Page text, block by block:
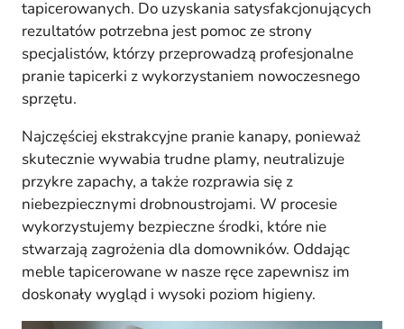
tapicerowanych. Do uzyskania satysfakcjonujących
rezultatów potrzebna jest pomoc ze strony
specjalistów, którzy przeprowadzą profesjonalne
pranie tapicerki z wykorzystaniem nowoczesnego
sprzętu.
Najczęściej ekstrakcyjne pranie kanapy, ponieważ
skutecznie wywabia trudne plamy, neutralizuje
przykre zapachy, a także rozprawia się z
niebezpiecznymi drobnoustrojami. W procesie
wykorzystujemy bezpieczne środki, które nie
stwarzają zagrożenia dla domowników. Oddając
meble tapicerowane w nasze ręce zapewnisz im
doskonały wygląd i wysoki poziom higieny.